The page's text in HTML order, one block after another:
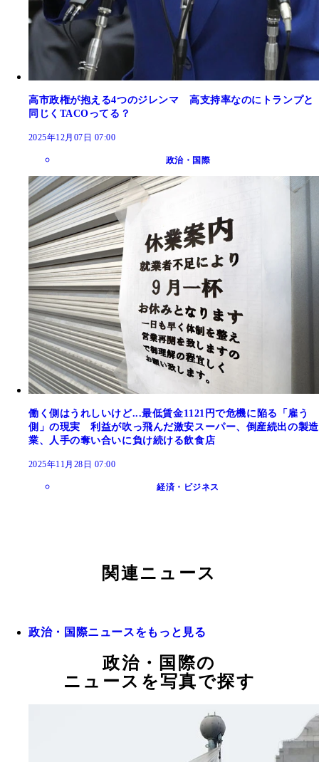
高市政権が抱える4つのジレンマ 高支持率なのにトランプと
同じくTACOってる？
2025年12月07日 07:00
政治・国際
働く側はうれしいけど...最低賃金1121円で危機に陥る「雇う
側」の現実 利益が吹っ飛んだ激安スーパー、倒産続出の製造
業、人手の奪い合いに負け続ける飲食店
2025年11月28日 07:00
経済・ビジネス
関連ニュース
政治・国際ニュースをもっと見る
政治・国際の
ニュースを写真で探す